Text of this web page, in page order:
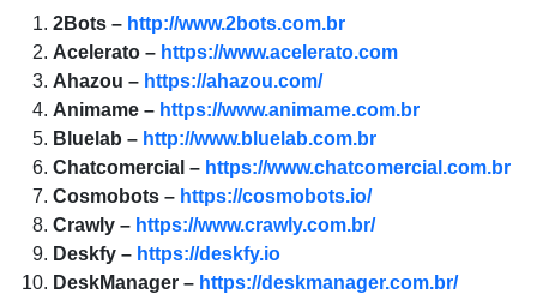
2Bots – http://www.2bots.com.br
Acelerato – https://www.acelerato.com
Ahazou – https://ahazou.com/
Animame – https://www.animame.com.br
Bluelab – http://www.bluelab.com.br
Chatcomercial – https://www.chatcomercial.com.br
Cosmobots – https://cosmobots.io/
Crawly – https://www.crawly.com.br/
Deskfy – https://deskfy.io
DeskManager – https://deskmanager.com.br/